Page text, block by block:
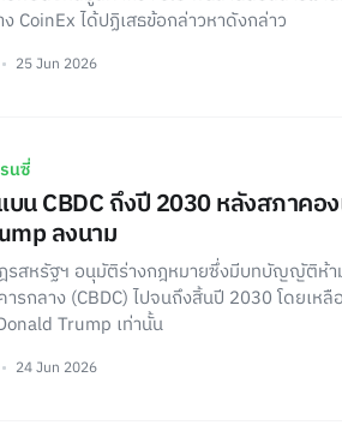
CoinEx ได้ปฏิเสธข้อกล่าวหาดังกล่าว
25 Jun 2026
นซี่
น CBDC ถึงปี 2030 หลังสภาคอ
ลงนาม
รสหรัฐฯ อนุมัติร่างกฎหมายซึ่งมีบทบัญญัติห้า
รกลาง (CBDC) ไปจนถึงสิ้นปี 2030 โดยเห
Trump เท่านั้น
24 Jun 2026